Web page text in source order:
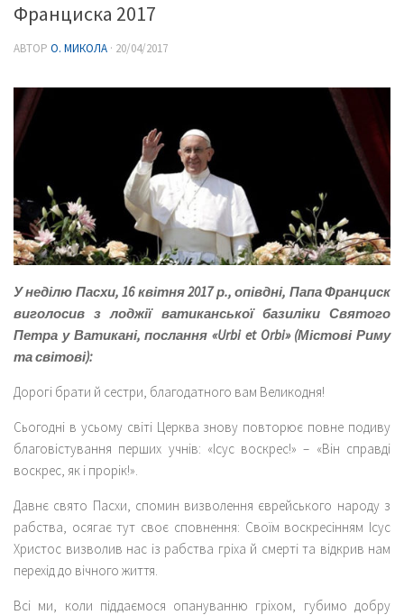
Франциска 2017
АВТОР О. МИКОЛА · 20/04/2017
У неділю Пасхи, 16 квітня 2017 р., опівдні, Папа Франциск
виголосив з лоджії ватиканської базиліки Святого
Петра у Ватикані, послання «Urbi et Orbi» (Містові Риму
та світові):
Дорогі брати й сестри, благодатного вам Великодня!
Сьогодні в усьому світі Церква знову повторює повне подиву
благовістування перших учнів: «Ісус воскрес!» – «Він справді
воскрес, як і прорік!».
Давнє свято Пасхи, спомин визволення єврейського народу з
рабства, осягає тут своє сповнення: Своїм воскресінням Ісус
Христос визволив нас із рабства гріха й смерті та відкрив нам
перехід до вічного життя.
Всі ми, коли піддаємося опануванню гріхом, губимо добру